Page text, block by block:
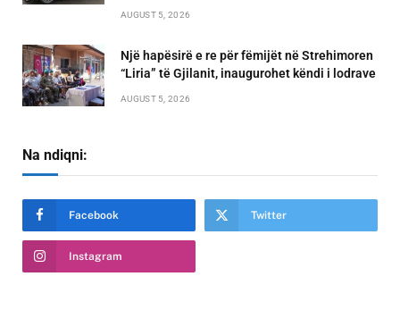
AUGUST 5, 2026
Një hapësirë e re për fëmijët në Strehimoren
“Liria” të Gjilanit, inaugurohet këndi i lodrave
AUGUST 5, 2026
Na ndiqni:
Facebook Twitter
Instagram